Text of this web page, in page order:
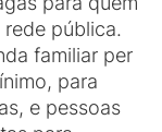
pública.
familiar per
para
e pessoas